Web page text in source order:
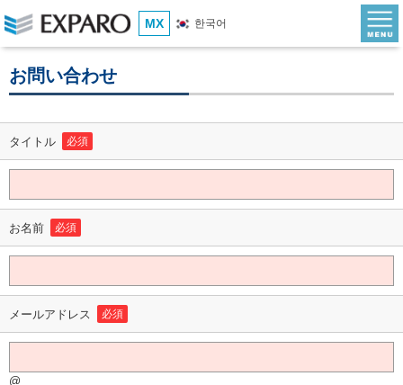
MX 한국어
お問い合わせ
タイトル 必須
お名前 必須
メールアドレス 必須
@